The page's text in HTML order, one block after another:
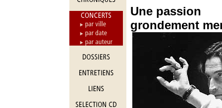
Une passion
grondement